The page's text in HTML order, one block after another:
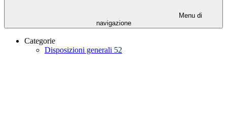
Menu di
navigazione
Categorie
Disposizioni generali 52